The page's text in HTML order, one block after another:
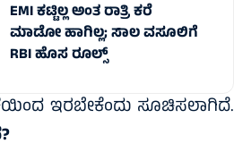
EMI ಕಟ್ಟಿಲ್ಲ ಅಂತ ರಾತ್ರಿ ಕರೆ
ಮಾಡೋ ಹಾಗಿಲ್ಲ; ಸಾಲ ವಸೂಲಿಗೆ
RBI ಹೊಸ ರೂಲ್ಸ್
ಇರಬೇಕೆಂದು ಸೂಚಿಸಲಾಗಿದೆ.